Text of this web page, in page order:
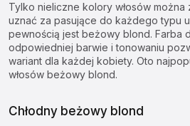
Tylko nieliczne kolory włosów można
uznać za pasujące do każdego typu
pewnością jest beżowy blond. Farba
odpowiedniej barwie i tonowaniu
wariant dla każdej kobiety. Oto
włosów beżowy blond.
Chłodny beżowy blond